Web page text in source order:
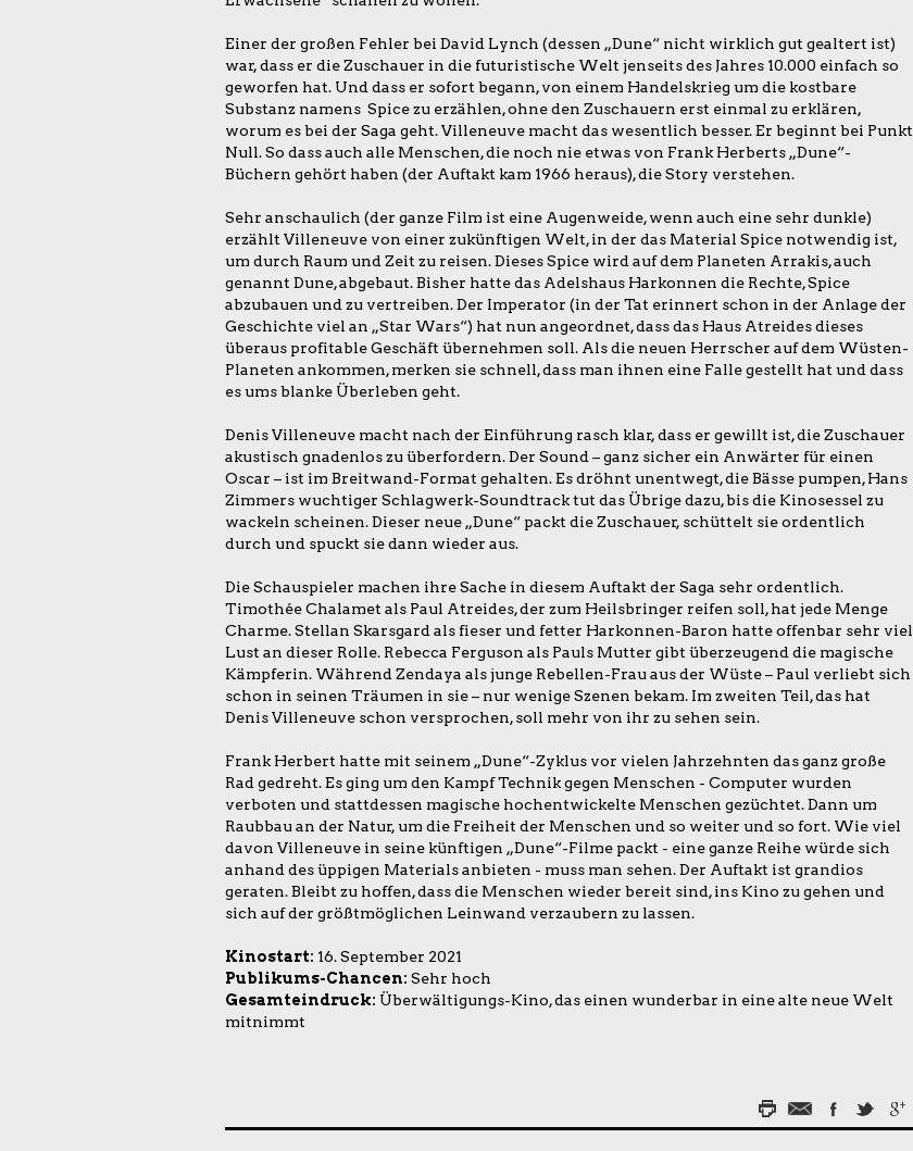
Einer der großen Fehler bei David Lynch (dessen „Dune“ nicht wirklich gut gealtert ist)
war, dass er die Zuschauer in die futuristische Welt jenseits des Jahres 10.000 einfach so
geworfen hat. Und dass er sofort begann, von einem Handelskrieg um die kostbare
Substanz namens Spice zu erzählen, ohne den Zuschauern erst einmal zu erklären,
worum es bei der Saga geht. Villeneuve macht das wesentlich besser. Er beginnt bei Punkt
Null. So dass auch alle Menschen, die noch nie etwas von Frank Herberts „Dune“-
Büchern gehört haben (der Auftakt kam 1966 heraus), die Story verstehen.
Sehr anschaulich (der ganze Film ist eine Augenweide, wenn auch eine sehr dunkle)
erzählt Villeneuve von einer zukünftigen Welt, in der das Material Spice notwendig ist,
um durch Raum und Zeit zu reisen. Dieses Spice wird auf dem Planeten Arrakis, auch
genannt Dune, abgebaut. Bisher hatte das Adelshaus Harkonnen die Rechte, Spice
abzubauen und zu vertreiben. Der Imperator (in der Tat erinnert schon in der Anlage der
Geschichte viel an „Star Wars“) hat nun angeordnet, dass das Haus Atreides dieses
überaus profitable Geschäft übernehmen soll. Als die neuen Herrscher auf dem Wüsten-
Planeten ankommen, merken sie schnell, dass man ihnen eine Falle gestellt hat und dass
es ums blanke Überleben geht.
Denis Villeneuve macht nach der Einführung rasch klar, dass er gewillt ist, die Zuschauer
akustisch gnadenlos zu überfordern. Der Sound – ganz sicher ein Anwärter für einen
Oscar – ist im Breitwand-Format gehalten. Es dröhnt unentwegt, die Bässe pumpen, Hans
Zimmers wuchtiger Schlagwerk-Soundtrack tut das Übrige dazu, bis die Kinosessel zu
wackeln scheinen. Dieser neue „Dune“ packt die Zuschauer, schüttelt sie ordentlich
durch und spuckt sie dann wieder aus.
Die Schauspieler machen ihre Sache in diesem Auftakt der Saga sehr ordentlich.
Timothée Chalamet als Paul Atreides, der zum Heilsbringer reifen soll, hat jede Menge
Charme. Stellan Skarsgard als fieser und fetter Harkonnen-Baron hatte offenbar sehr viel
Lust an dieser Rolle. Rebecca Ferguson als Pauls Mutter gibt überzeugend die magische
Kämpferin. Während Zendaya als junge Rebellen-Frau aus der Wüste – Paul verliebt sich
schon in seinen Träumen in sie – nur wenige Szenen bekam. Im zweiten Teil, das hat
Denis Villeneuve schon versprochen, soll mehr von ihr zu sehen sein.
Frank Herbert hatte mit seinem „Dune“-Zyklus vor vielen Jahrzehnten das ganz große
Rad gedreht. Es ging um den Kampf Technik gegen Menschen - Computer wurden
verboten und stattdessen magische hochentwickelte Menschen gezüchtet. Dann um
Raubbau an der Natur, um die Freiheit der Menschen und so weiter und so fort. Wie viel
davon Villeneuve in seine künftigen „Dune“-Filme packt - eine ganze Reihe würde sich
anhand des üppigen Materials anbieten - muss man sehen. Der Auftakt ist grandios
geraten. Bleibt zu hoffen, dass die Menschen wieder bereit sind, ins Kino zu gehen und
sich auf der größtmöglichen Leinwand verzaubern zu lassen.
Kinostart: 16. September 2021
Publikums-Chancen: Sehr hoch
Gesamteindruck: Überwältigungs-Kino, das einen wunderbar in eine alte neue Welt
mitnimmt